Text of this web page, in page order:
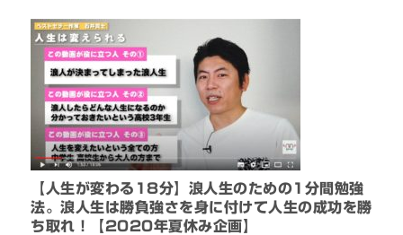
【人生が変わる18分】浪人生のための1分間勉強
法。浪人生は勝負強さを身に付けて人生の成功を勝
ち取れ！【2020年夏休み企画】